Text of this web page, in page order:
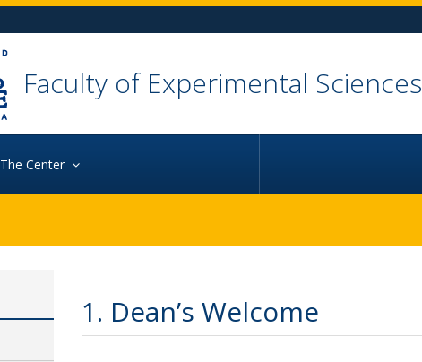
Faculty of Experimental Sciences
The Center
1. Dean’s Welcome